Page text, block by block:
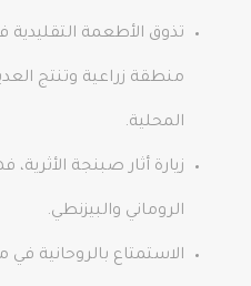
تذوق الأطعمة
منطقة زراعية وتنتج
المحلية.
زيارة أثار صبنجة
الروماني والبيزنطي.
الاستمتاع بالروحانية